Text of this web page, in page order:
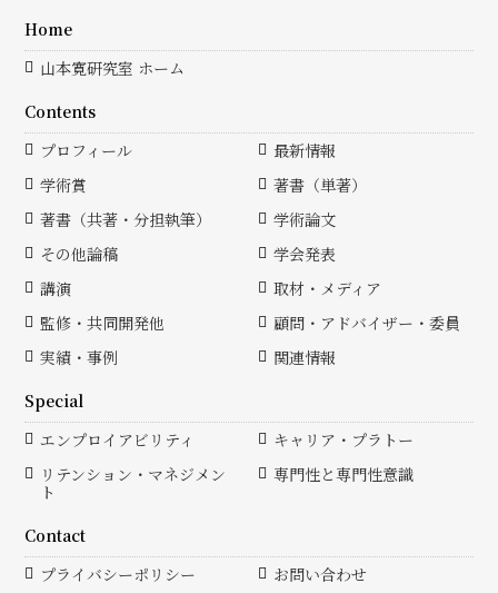
Home
山本寛研究室 ホーム
Contents
プロフィール
最新情報
学術賞
著書（単著）
著書（共著・分担執筆）
学術論文
その他論稿
学会発表
講演
取材・メディア
監修・共同開発他
顧問・アドバイザー・委員
実績・事例
関連情報
Special
エンプロイアビリティ
キャリア・プラトー
リテンション・マネジメン
ト
専門性と専門性意識
Contact
プライバシーポリシー
お問い合わせ